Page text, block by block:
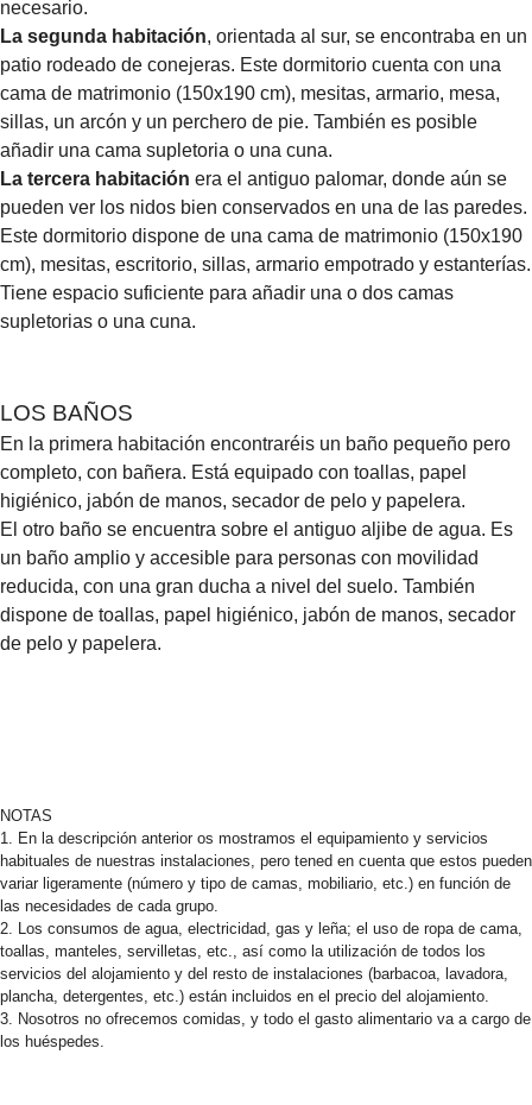
necesario.
La segunda habitación, orientada al sur, se encontraba en un
patio rodeado de conejeras. Este dormitorio cuenta con una
cama de matrimonio (150x190 cm), mesitas, armario, mesa,
sillas, un arcón y un perchero de pie. También es posible
añadir una cama supletoria o una cuna.
La tercera habitación era el antiguo palomar, donde aún se
pueden ver los nidos bien conservados en una de las paredes.
Este dormitorio dispone de una cama de matrimonio (150x190
cm), mesitas, escritorio, sillas, armario empotrado y estanterías.
Tiene espacio suficiente para añadir una o dos camas
supletorias o una cuna.
LOS BAÑOS
En la primera habitación encontraréis un baño pequeño pero
completo, con bañera. Está equipado con toallas, papel
higiénico, jabón de manos, secador de pelo y papelera.
El otro baño se encuentra sobre el antiguo aljibe de agua. Es
un baño amplio y accesible para personas con movilidad
reducida, con una gran ducha a nivel del suelo. También
dispone de toallas, papel higiénico, jabón de manos, secador
de pelo y papelera.
NOTAS
1. En la descripción anterior os mostramos el equipamiento y servicios
habituales de nuestras instalaciones, pero tened en cuenta que estos pueden
variar ligeramente (número y tipo de camas, mobiliario, etc.) en función de
las necesidades de cada grupo.
2. Los consumos de agua, electricidad, gas y leña; el uso de ropa de cama,
toallas, manteles, servilletas, etc., así como la utilización de todos los
servicios del alojamiento y del resto de instalaciones (barbacoa, lavadora,
plancha, detergentes, etc.) están incluidos en el precio del alojamiento.
3. Nosotros no ofrecemos comidas, y todo el gasto alimentario va a cargo de
los huéspedes.